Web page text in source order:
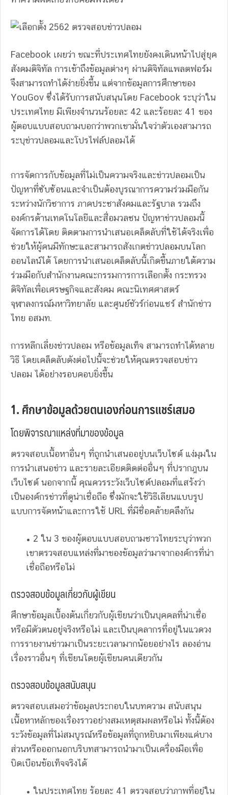
Facebook เผยว่า ขณะที่ประเทศไทยยังคงเดินหน้าไปสู่ยุค
สังคมดิจิทัล การเข้าถึงข้อมูลต่างๆ ผ่านดิจิทัลแพลตฟอร์ม
จึงสามารถทำได้ง่ายยิ่งขึ้น แต่จากข้อมูลการศึกษาของ
YouGov ซึ่งได้รับการสนับสนุนโดย Facebook ระบุว่าใน
ประเทศไทย มีเพียงจำนวนร้อยละ 42 และร้อยละ 41 ของ
ผู้ตอบแบบสอบถามบอกว่าพวกเขามั่นใจว่าตัวเองสามารถ
ระบุข่าวปลอมและโปรไฟล์ปลอมได้
การจัดการกับข้อมูลที่ไม่เป็นความจริงและข่าวปลอมเป็น
ปัญหาที่ซับซ้อนและจำเป็นต้องบูรณาการความร่วมมือกัน
ระหว่างนักวิชาการ ภาคประชาสังคมและรัฐบาล รวมถึง
องค์กรด้านเทคโนโลยีและสื่อมวลชน ปัญหาข่าวปลอมนี้
จัดการได้โดย ติดตามการนำเสนอเคล็ดลับที่ใช้ได้จริงเพื่อ
ช่วยให้ผู้คนมีทักษะและสามารถสังเกตข่าวปลอมบนโลก
ออนไลน์ได้ โดยการนำเสนอเคล็ดลับนี้เกิดขึ้นภายใต้ความ
ร่วมมือกับสำนักงานคณะกรรมการการเลือกตั้ง กระทรวง
ดิจิทัลเพื่อเศรษฐกิจและสังคม คณะนิเทศศาสตร์
จุฬาลงกรณ์มหาวิทยาลัย และศูนย์ชัวร์ก่อนแชร์ สำนักข่าว
ไทย อสมท.
การหลีกเลี่ยงข่าวปลอม หรือข้อมูลเท็จ สามารถทำได้หลาย
วิธี โดยเคล็ดลับดังต่อไปนี้จะช่วยให้คุณตรวจสอบข่าว
ปลอม ได้อย่างรอบคอบยิ่งขึ้น
1. ศึกษาข้อมูลด้วยตนเองก่อนการแชร์เสมอ
โดยพิจารณาแหล่งที่มาของข้อมูล
ตรวจสอบเนื้อหาอื่นๆ ที่ถูกนำเสนออยู่บนเว็บไซต์ แง่มุมใน
การนำเสนอข่าว และรายละเอียดติดต่ออื่นๆ ที่ปรากฎบน
เว็บไซต์ นอกจากนี้ คุณควรระวังเว็บไซต์ปลอมที่แสร้งว่า
เป็นองค์กรข่าวที่ดูน่าเชื่อถือ ซึ่งมักจะใช้วิธีเลียนแบบรูป
แบบการจัดหน้าและการใช้ URL ที่มีชื่อคล้ายคลึงกัน
• 2 ใน 3 ของผู้ตอบแบบสอบถามชาวไทยระบุว่าพวก
เขาตรวจสอบแหล่งที่มาของข้อมูลว่ามาจากองค์กรที่น่า
เชื่อถือหรือไม่
ตรวจสอบข้อมูลเกี่ยวกับผู้เขียน
ศึกษาข้อมูลเบื้องต้นเกี่ยวกับผู้เขียนว่าเป็นบุคคลที่น่าเชื่อ
หรือมีตัวตนอยู่จริงหรือไม่ และเป็นบุคลากรที่อยู่ในแวดวง
การรายงานข่าวมาเป็นระยะเวลามากน้อยอย่างไร ลองอ่าน
เรื่องราวอื่นๆ ที่เขียนโดยผู้เขียนคนเดียวกัน
ตรวจสอบข้อมูลสนับสนุน
ตรวจสอบเสมอว่าข้อมูลประกอบในบทความ สนับสนุน
เนื้อหาหลักของเรื่องราวอย่างสมเหตุสมผลหรือไม่ ทั้งนี้ต้อง
ระวังข้อมูลที่ไม่สมบูรณ์หรือข้อมูลที่ถูกหยิบมาเพียงแค่บาง
ส่วนหรือออกนอกบริบทสามารถนำมาเป็นเครื่องมือเพื่อ
บิดเบือนข้อเท็จจริงได้
• ในประเทศไทย ร้อยละ 41 ตรวจสอบว่าภาพที่อยู่ใน